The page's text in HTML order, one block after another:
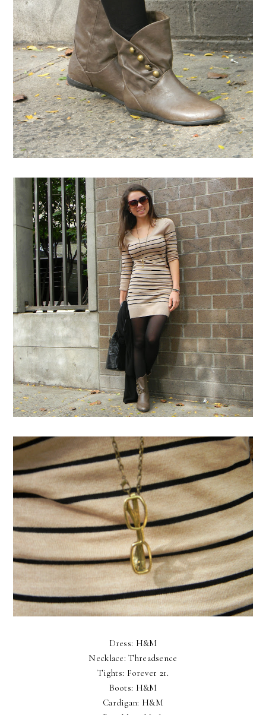
Dress: H&M
Necklace: Threadsence
Tights: Forever 21.
Boots: H&M
Cardigan: H&M